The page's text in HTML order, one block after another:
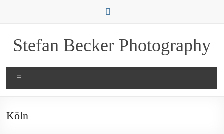
Stefan Becker Photography
Köln